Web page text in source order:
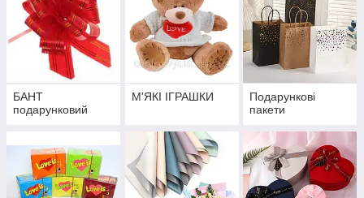
БАНТ
подарунковий
М'ЯКІ ІГРАШКИ
Подарункові
пакети